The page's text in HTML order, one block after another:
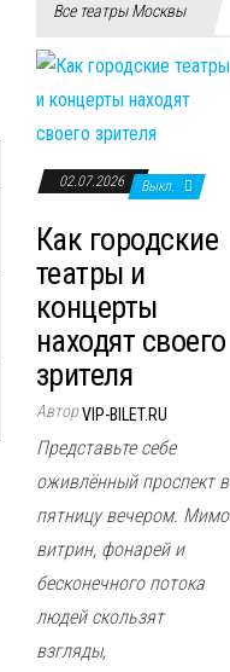
Все театры Москвы
02.07.2026 Выкл.
Как городские
театры и
концерты
находят своего
зрителя
АвторVIP-BILET.RU
Представьте себе
оживлённый проспект в
пятницу вечером. Мимо
витрин, фонарей и
бесконечного потока
людей скользят
взгляды,